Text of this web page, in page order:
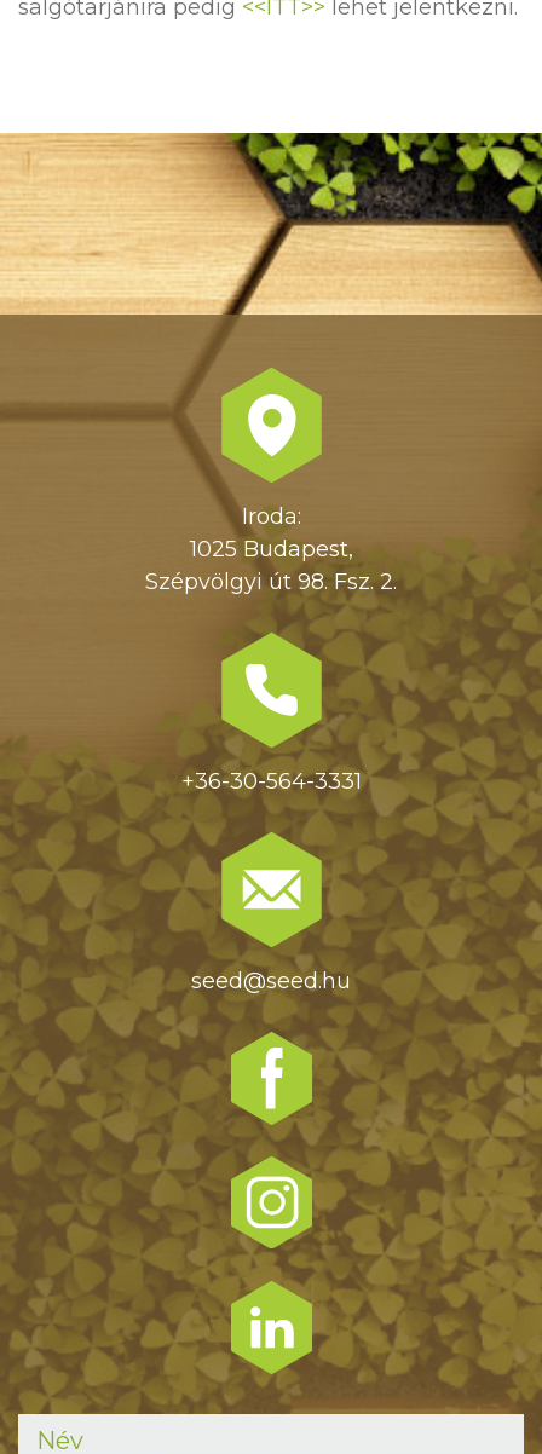
salgótarjánira pedig <<ITT>> lehet jelentkezni.
Iroda:
1025 Budapest,
Szépvölgyi út 98. Fsz. 2.
+36-30-564-3331
seed@seed.hu